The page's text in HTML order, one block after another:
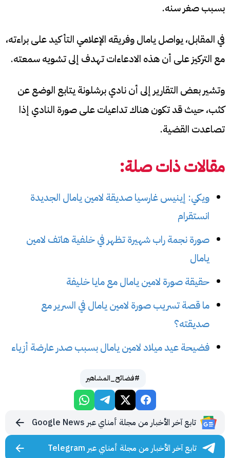
بسبب صغر سنه.
في المقابل، يواصل يامال وفريقه الإعلامي التأكيد على براءته،
مع التركيز على أن هذه الادعاءات تهدف إلى تشويه سمعته.
وتشير بعض التقارير إلى أن نادي برشلونة يتابع الوضع عن
كثب، حيث قد تكون هناك تداعيات على صورة النادي إذا
تصاعدت القضية.
مقالات ذات صلة:
ويكي: إينيس غارسيا صديقة لامين يامال الجديدة
انستقرام
صورة نجمة راب شهيرة تظهر في خلفية هاتف لامين
يامال
حقيقة صورة لامين يامال مع مايا خليفة
ما قصة تسريب صورة لامين يامال في السرير مع
صديقته؟
فضيحة عيد ميلاد لامين يامال بسبب صدر عارضة أزياء
#فضائح_المشاهير
تابع آخر الأخبار من مجلة أمناي عبر Google News
تابع آخر الأخبار من مجلة أمناي عبر Telegram